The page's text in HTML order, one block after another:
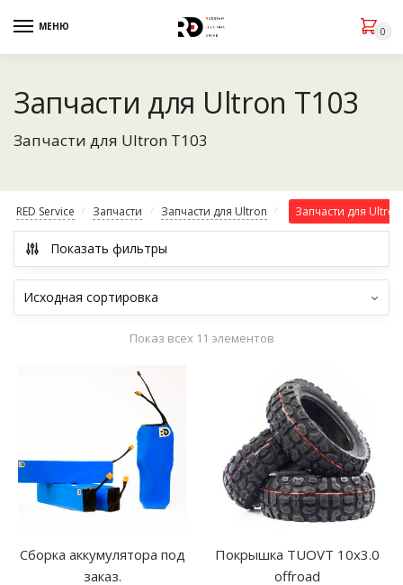
МЕНЮ 0
Запчасти для Ultron T103
Запчасти для Ultron T103
RED Service / Запчасти / Запчасти для Ultron / Запчасти для
Показать фильтры
Показ всех 11 элементов
Сборка аккумулятора под
заказ.
Покрышка TUOVT 10х3.0
offroad